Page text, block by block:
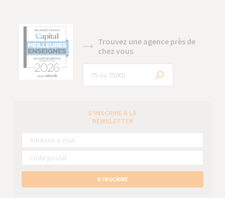
Trouvez une agence près de
chez vous
S’INSCRIRE À LA
NEWSLETTER
S’INSCRIRE